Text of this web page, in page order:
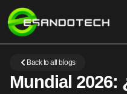
Back to all blogs
Mundial 2026: